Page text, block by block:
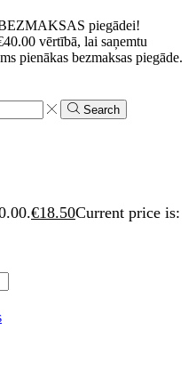
piegādei!
40.00 vērtībā, lai saņemtu
pienākas bezmaksas piegāde.
Search
€18.50Current price is: